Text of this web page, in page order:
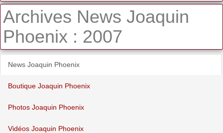
Archives News Joaquin
Phoenix : 2007
News Joaquin Phoenix
Boutique Joaquin Phoenix
Photos Joaquin Phoenix
Vidéos Joaquin Phoenix